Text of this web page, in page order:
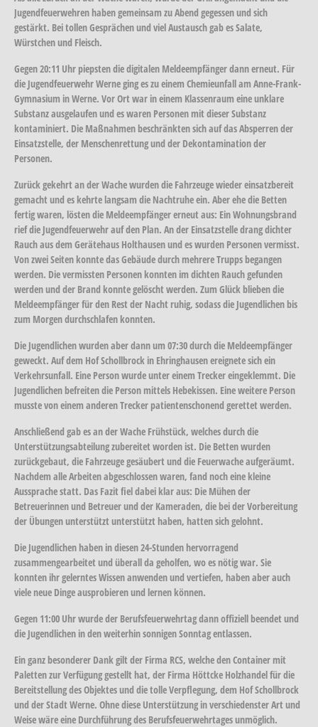
Jugendfeuerwehren haben gemeinsam zu Abend gegessen und sich
gestärkt. Bei tollen Gesprächen und viel Austausch gab es Salate,
Würstchen und Fleisch.
Gegen 20:11 Uhr piepsten die digitalen Meldeempfänger dann erneut. Für
die Jugendfeuerwehr Werne ging es zu einem Chemieunfall am Anne-Frank-
Gymnasium in Werne. Vor Ort war in einem Klassenraum eine unklare
Substanz ausgelaufen und es waren Personen mit dieser Substanz
kontaminiert. Die Maßnahmen beschränkten sich auf das Absperren der
Einsatzstelle, der Menschenrettung und der Dekontamination der
Personen.
Zurück gekehrt an der Wache wurden die Fahrzeuge wieder einsatzbereit
gemacht und es kehrte langsam die Nachtruhe ein. Aber ehe die Betten
fertig waren, lösten die Meldeempfänger erneut aus: Ein Wohnungsbrand
rief die Jugendfeuerwehr auf den Plan. An der Einsatzstelle drang dichter
Rauch aus dem Gerätehaus Holthausen und es wurden Personen vermisst.
Von zwei Seiten konnte das Gebäude durch mehrere Trupps begangen
werden. Die vermissten Personen konnten im dichten Rauch gefunden
werden und der Brand konnte gelöscht werden. Zum Glück blieben die
Meldeempfänger für den Rest der Nacht ruhig, sodass die Jugendlichen bis
zum Morgen durchschlafen konnten.
Die Jugendlichen wurden aber dann um 07:30 durch die Meldeempfänger
geweckt. Auf dem Hof Schollbrock in Ehringhausen ereignete sich ein
Verkehrsunfall. Eine Person wurde unter einem Trecker eingeklemmt. Die
Jugendlichen befreiten die Person mittels Hebekissen. Eine weitere Person
musste von einem anderen Trecker patientenschonend gerettet werden.
Anschließend gab es an der Wache Frühstück, welches durch die
Unterstützungsabteilung zubereitet worden ist. Die Betten wurden
zurückgebaut, die Fahrzeuge gesäubert und die Feuerwache aufgeräumt.
Nachdem alle Arbeiten abgeschlossen waren, fand noch eine kleine
Aussprache statt. Das Fazit fiel dabei klar aus: Die Mühen der
Betreuerinnen und Betreuer und der Kameraden, die bei der Vorbereitung
der Übungen unterstützt unterstützt haben, hatten sich gelohnt.
Die Jugendlichen haben in diesen 24-Stunden hervorragend
zusammengearbeitet und überall da geholfen, wo es nötig war. Sie
konnten ihr gelerntes Wissen anwenden und vertiefen, haben aber auch
viele neue Dinge ausprobieren und lernen können.
Gegen 11:00 Uhr wurde der Berufsfeuerwehrtag dann offiziell beendet und
die Jugendlichen in den weiterhin sonnigen Sonntag entlassen.
Ein ganz besonderer Dank gilt der Firma RCS, welche den Container mit
Paletten zur Verfügung gestellt hat, der Firma Höttcke Holzhandel für die
Bereitstellung des Objektes und die tolle Verpflegung, dem Hof Schollbrock
und der Stadt Werne. Ohne diese Unterstützung in verschiedenster Art und
Weise wäre eine Durchführung des Berufsfeuerwehrtages unmöglich.